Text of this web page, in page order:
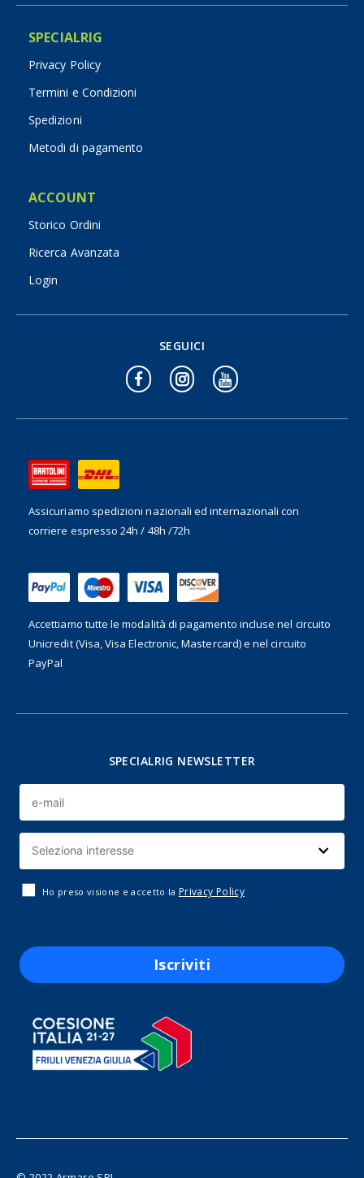
SPECIALRIG
Privacy Policy
Termini e Condizioni
Spedizioni
Metodi di pagamento
ACCOUNT
Storico Ordini
Ricerca Avanzata
Login
Assicuriamo spedizioni nazionali ed internazionalicon
corriere espresso 24h / 48h /72h
Accettiamo tutte le modalità di pagamento incluse nel circuito
Unicredit (Visa, Visa Electronic, Mastercard) e nel circuito
PayPal
SEGUICI
SPECIALRIG NEWSLETTER
Ho preso visione e accetto la Privacy Policy
Iscriviti